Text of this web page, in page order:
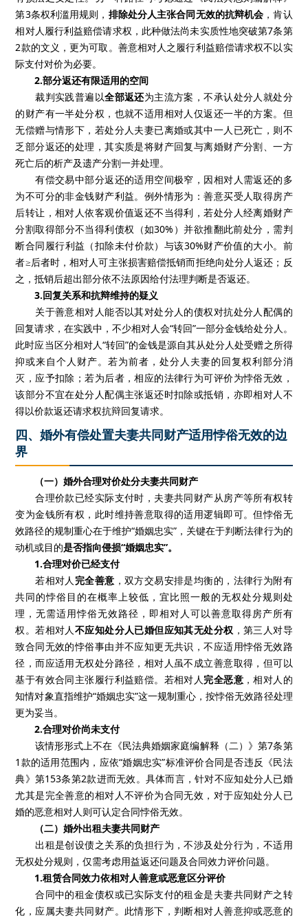
第3条权利滥用规则， 排除处分人主张合同无效的抗辩机会 ，肯认
相对人履行利益赔偿请求权，此种做法尚未实质性地突破第7条第
2款的文义，更为可取。善意相对人之履行利益赔偿请求权不以实
际支付对价为必要。
2.部分返还有限适用的空间
裁判实践普遍以全部返还为主流方案，不承认处分人就处分
的财产有一半处分权，也就不适用相对人仅返还一半的方案。但
无偿赠与情形下，若处分人夫妻已离婚或其中一人已死亡，则不
乏部分返还的处理，其实质是将财产回复与离婚财产分割、一方
死亡后的析产及遗产分割一并处理。
有偿交易中部分返还的适用空间极窄，因相对人需返还的多
为不可分的非金钱财产利益。例外情形为：善意买受人取得房产
后转让，相对人依客观价值返还不当得利，若处分人经离婚财产
分割取得部分不当得利债权（如30%）并欲推翻此前处分，需判
断合同履行利益（扣除未付价款）与该30%财产价值的大小。前
者≥后者时，相对人可主张损害赔偿抵销而拒绝向处分人返还；反
之，抵销后超出部分依不法原因给付法理判断是否返还。
3.回复关系和抗辩维持的疑义
关于善意相对人能否以其对处分人的债权对抗处分人配偶的
回复请求，在实践中，不少相对人会“转回”一部分金钱给处分人。
此时应当区分相对人“转回”的金钱是源自其从处分人处受赠之所得
抑或来自个人财产。若为前者，处分人夫妻的回复权利部分消
灭，应予扣除；若为后者，相应的法律行为可评价为悖俗无效，
该部分不宜在处分人配偶主张返还时扣除或抵销，亦即相对人不
得以价款返还请求权抗辩回复请求。
四、婚外有偿处置夫妻共同财产适用悖俗无效的边
界
（一）婚外合理对价处分夫妻共同财产
合理价款已经实际支付时，夫妻共同财产从房产等所有权转
变为金钱所有权，此时维持善意取得的适用逻辑即可。但悖俗无
效路径的规制重心在于维护“婚姻忠实”，关键在于判断法律行为的
动机或目的是否指向侵损“婚姻忠实”。
1.合理对价已经支付
若相对人 完全善意 ，双方交易安排是均衡的，法律行为附有
共同的悖俗目的在概率上较低，宜比照一般的无权处分规则处
理，无需适用悖俗无效路径，即相对人可以善意取得房产所有
权。若相对人 不应知处分人已婚但应知其无处分权 ，第三人对导
致合同无效的悖俗事由并不应知更无共识，不应适用悖俗无效路
径，而应适用无权处分路径，相对人虽不成立善意取得，但可以
基于有效合同主张履行利益赔偿。若相对人 完全恶意，相对人的
知情对象直指维护“婚姻忠实”这一规制重心，按悖俗无效路径处理
更为妥当。
2.合理对价尚未支付
该情形形式上不在《民法典婚姻家庭编解释（二）》第7条第
1款的适用范围内，应依“婚姻忠实”标准评价合同是否违反《民法
典》第153条第2款进而无效。具体而言，针对不应知处分人已婚
尤其是完全善意的相对人不评价为合同无效，对于应知处分人已
婚的恶意相对人则可认定合同悖俗无效。
（二）婚外出租夫妻共同财产
出租是创设债之关系的负担行为，不涉及处分行为，不适用
无权处分规则，仅需考虑用益返还问题及合同效力评价问题。
1.租赁合同效力依相对人善意或恶意区分评价
合同中的租金债权或已实际支付的租金是夫妻共同财产之转
化，应属夫妻共同财产。此情形下，判断相对人善意抑或恶意的